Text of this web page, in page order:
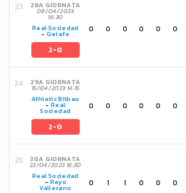
28A GIORNATA
08/04/2023
16:30
Real Sociedad
- Getafe
2-0
0 0 0 0 0 0
29A GIORNATA
15/04/2023 14:15
Athletic Bilbao
- Real
Sociedad
2-0
0 0 0 0 0 0
30A GIORNATA
22/04/2023 16:30
Real Sociedad
- Rayo
Vallecano 0 1 1 0 0 0